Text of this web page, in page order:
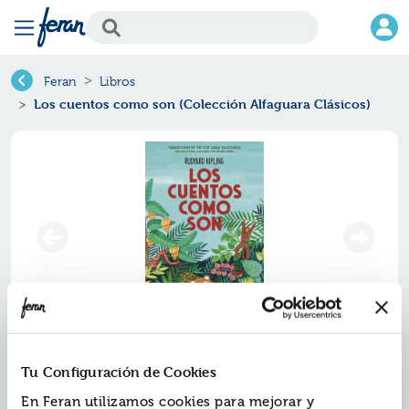
Tu Configuración de Cookies
En Feran utilizamos cookies para mejorar y
Feran Libros
Los cuentos como son (Colección Alfaguara Clásicos)
alfaguara clásicos)